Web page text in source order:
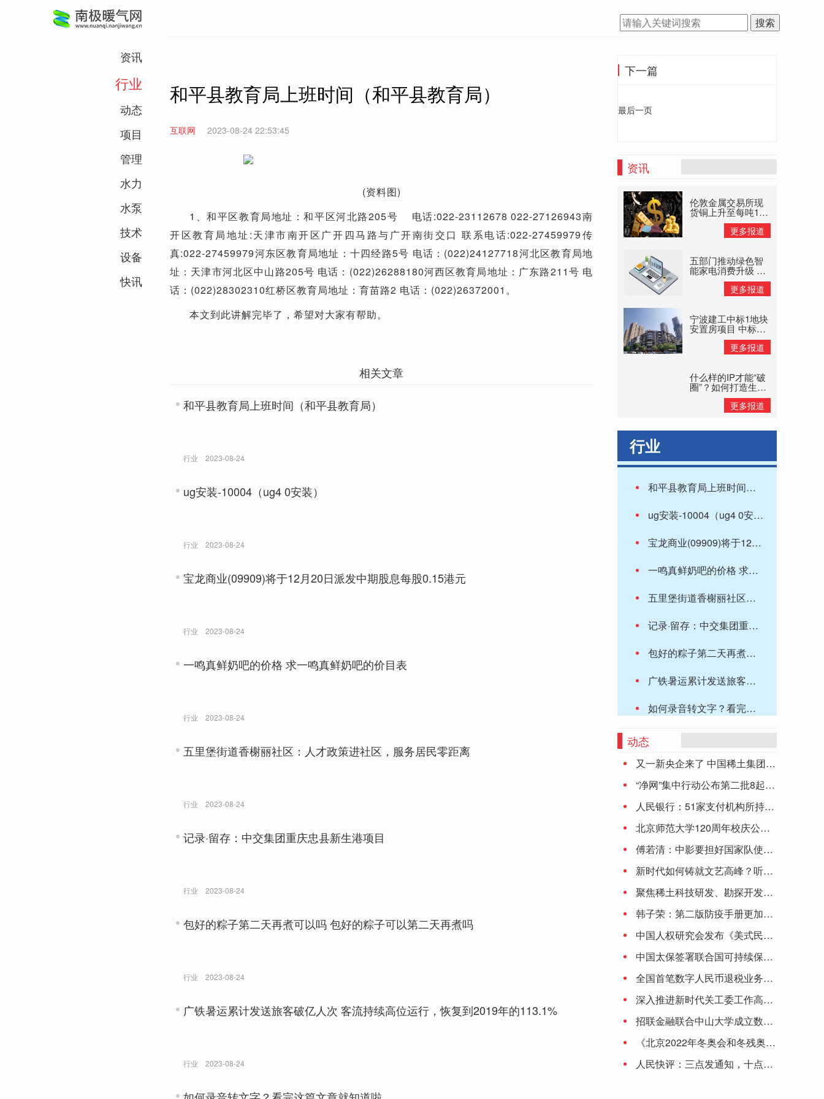
资讯
行业
动态
项目
管理
水力
水泵
技术
设备
快讯
搜索
和平县教育局上班时间（和平县教育局）
互联网 2023-08-24 22:53:45
(资料图)
1、和平区教育局地址：和平区河北路205号 电话:022-23112678 022-27126943南
开区教育局地址:天津市南开区广开四马路与广开南街交口 联系电话:022-27459979传
真:022-27459979河东区教育局地址：十四经路5号 电话：(022)24127718河北区教育局地
址：天津市河北区中山路205号 电话：(022)26288180河西区教育局地址：广东路211号 电
话：(022)28302310红桥区教育局地址：育苗路2 电话：(022)26372001。
本文到此讲解完毕了，希望对大家有帮助。
相关文章
和平县教育局上班时间（和平县教育局）
行业 2023-08-24
ug安装-10004（ug4 0安装）
行业 2023-08-24
宝龙商业(09909)将于12月20日派发中期股息每股0.15港元
行业 2023-08-24
一鸣真鲜奶吧的价格 求一鸣真鲜奶吧的价目表
行业 2023-08-24
五里堡街道香榭丽社区：人才政策进社区，服务居民零距离
行业 2023-08-24
记录·留存：中交集团重庆忠县新生港项目
行业 2023-08-24
包好的粽子第二天再煮可以吗 包好的粽子可以第二天再煮吗
行业 2023-08-24
广铁暑运累计发送旅客破亿人次 客流持续高位运行，恢复到2019年的113.1%
行业 2023-08-24
下一篇
最后一页
资讯
伦敦金属交易所现
货铜上升至每吨145
美元高位 大宗商品
更多报道
五部门推动绿色智
能家电消费升级 以
旧换新补贴惠民
更多报道
宁波建工中标1地块
安置房项目 中标价
格8.11亿元
更多报道
什么样的IP才能“破
圈”？如何打造生命
力持久的IP？
更多报道
行业
和平县教育局上班时间（和平县教育局）
ug安装-10004（ug4 0安装）
宝龙商业(09909)将于12月20日派发中期股息每股0.15港元
一鸣真鲜奶吧的价格 求一鸣真鲜奶吧的价目表
五里堡街道香榭丽社区：人才政策进社区，服务居民零距离
记录·留存：中交集团重庆忠县新生港项目
包好的粽子第二天再煮可以吗 包好的粽子可以第二天再煮吗
广铁暑运累计发送旅客破亿人次 客流持续高位运行，恢复到2019年的113.1%
如何录音转文字？看完这篇文章就知道啦
团市委举办校园主题交友联谊活动
【机构调研记录】国寿安保基金调研松井股份、普联软件等3只个股（附名单）
今年全国早稻 总产量增长0.8%
2023年8月23日江苏省二价酸酯DBE价格最新行情预测
良品铺子打造全国最大门店，零食行业迎来渠道之变
动态
又一新央企来了 中国稀土集团正式成立
“净网”集中行动公布第二批8起典型案件
人民银行：51家支付机构所持《支付业务许可证》到期 6家中止审查
北京师范大学120周年校庆公告（第二号）
傅若清：中影要担好国家队使命 让观众更有走进影院的理由
新时代如何铸就文艺高峰？听听陈凯歌、李少红、刘劲、颜丙燕、丁亚平怎么说
聚焦稀土科技研发、勘探开发……中国稀土集团有限公司正式成立
韩子荣：第二版防疫手册更加深化细化 将保持防控措施动态调整的灵活性
中国人权研究会发布《美式民主的局限与弊病》研究报告
中国太保签署联合国可持续保险原则和负责任投资原则
全国首笔数字人民币退税业务落地大连
深入推进新时代关工委工作高质量发展
招联金融联合中山大学成立数字金融研究中心 积极助推数字金融产业生态
《北京2022年冬奥会和冬残奥会防疫手册》提出6项原则：涉奥人员闭环管理 建议接种加强针
人民快评：三点发通知，十点就停止受理，为啥这么赶？